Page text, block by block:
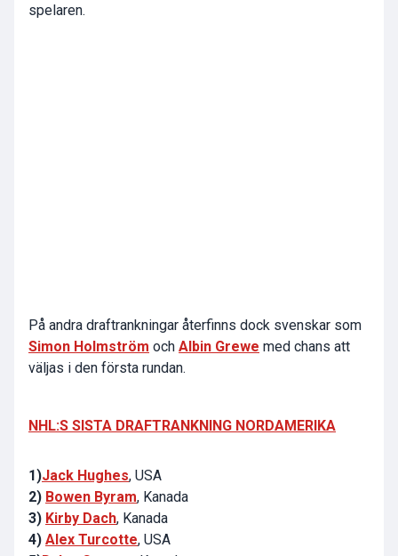
spelaren.
På andra draftrankningar återfinns dock svenskar som
Simon Holmström och Albin Grewe med chans att
väljas i den första rundan.
NHL:S SISTA DRAFTRANKNING NORDAMERIKA
1)Jack Hughes, USA
2) Bowen Byram, Kanada
3) Kirby Dach, Kanada
4) Alex Turcotte, USA